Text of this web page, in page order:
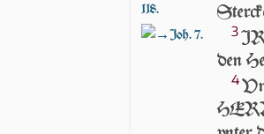
118.
Joh. 7. 3IR
den
4